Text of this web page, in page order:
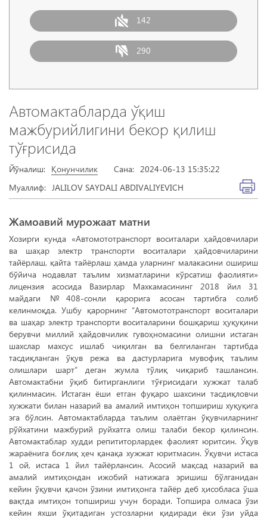
142
290
Автомактабларда ўқиш
мажбурийлигини бeкор қилиш
тўғрисида
Йўналиш: Қонунчилик Сана: 2024-06-13 15:35:22
Муаллиф:
JALILOV SAYDALI ABDIVALIYEVICH
Жамоавий мурожаат матни
Хозирги кунда «Автомототранспорт воситалари ҳайдовчилари
ва шаҳар электр транспорти воситалари ҳайдовчиларини
тайёрлаш, қайта тайёрлаш ҳамда уларнинг малакасини ошириш
бўйича нодавлат таълим хизматларини кўрсатиш фаолияти»
лицензия асосида Вазирлар Махкамасининг 2018 йил 31
майдаги №408-сонли қарорига асосан тартибга солиб
келинмоқда. Ушбу қарорнинг “Автомототранспорт воситалари
ва шаҳар электр транспорти воситаларини бошқариш ҳуқуқини
берувчи миллий ҳайдовчилик гувоҳномасини олишни истаган
шахслар махсус ишлаб чиқилган ва белгиланган тартибда
тасдиқланган ўқув режа ва дастурларига мувофиқ таълим
олишлари шарт” деган жумла тўлиқ чиқариб ташлансин.
Автомактабни ўқиб битирганлиги тўғрисидаги хужжат талаб
қилинмасин. Истаган ёши етган фуқаро шахсини тасдиқловчи
хужжати билан назарий ва амалий имтиҳон топшириш хуқуқига
эга бўлсин. Автомактабларда таълим олаётган ўқувчиларнинг
рўйхатини мажбурий руйхатга олиш талаби бекор қилинсин.
Автомактаблар худди репититорлардек фаолият юритсин. Ўқув
жараёнига боғлиқ ҳеч қанақа хужжат юритмасин. Ўқувчи истаса
1 ой, истаса 1 йил тайёрлансин. Асосий мақсад назарий ва
амалий имтиҳондан ижобий натижага эришиш бўлганидан
кейин ўқувчи қачон ўзини имтиҳонга тайёр деб ҳисобласа ўша
вақтда имтиҳон топшириш учун боради. Топшира олмаса ўзи
кейин яхши ўқитадиган устозларни қидиради ёки ўзи уйда